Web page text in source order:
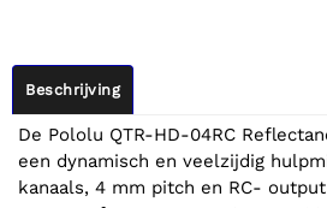
Beschrijving
De Pololu QTR-HD-04RC
een dynamisch en veelzijdig
kanaals, 4 mm pitch en RC-